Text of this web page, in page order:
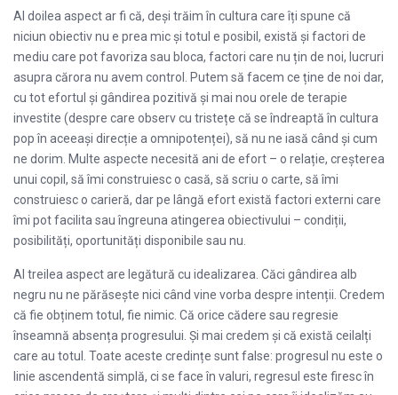
Al doilea aspect ar fi că, deși trăim în cultura care îți spune că
niciun obiectiv nu e prea mic și totul e posibil, există și factori de
mediu care pot favoriza sau bloca, factori care nu țin de noi, lucruri
asupra cărora nu avem control. Putem să facem ce ține de noi dar,
cu tot efortul și gândirea pozitivă și mai nou orele de terapie
investite (despre care observ cu tristețe că se îndreaptă în cultura
pop în aceeași direcție a omnipotenței), să nu ne iasă când și cum
ne dorim. Multe aspecte necesită ani de efort – o relație, creșterea
unui copil, să îmi construiesc o casă, să scriu o carte, să îmi
construiesc o carieră, dar pe lângă efort există factori externi care
îmi pot facilita sau îngreuna atingerea obiectivului – condiții,
posibilități, oportunități disponibile sau nu.
Al treilea aspect are legătură cu idealizarea. Căci gândirea alb
negru nu ne părăsește nici când vine vorba despre intenții. Credem
că fie obținem totul, fie nimic. Că orice cădere sau regresie
înseamnă absența progresului. Și mai credem și că există ceilalți
care au totul. Toate aceste credințe sunt false: progresul nu este o
linie ascendentă simplă, ci se face în valuri, regresul este firesc în